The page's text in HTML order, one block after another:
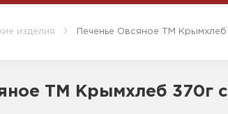
изделия Печенье Овсяное ТМ
ТМ Крымхлеб 370г